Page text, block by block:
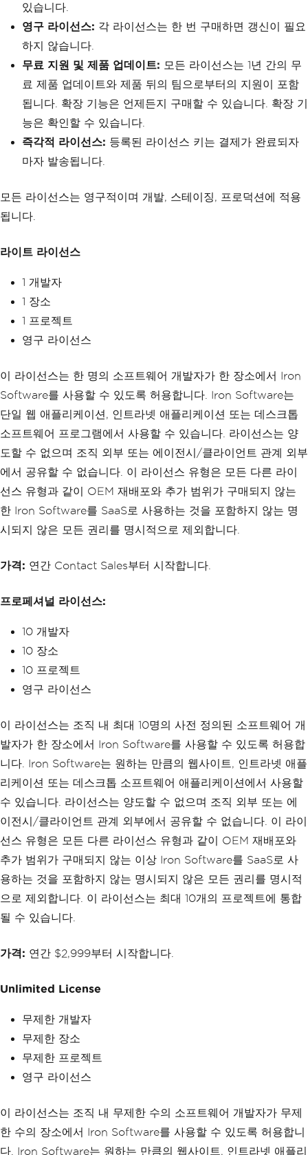
있습니다.
영구 라이선스: 각 라이선스는 한 번 구매하면 갱신이 필요
하지 않습니다.
무료 지원 및 제품 업데이트: 모든 라이선스는 1년 간의 무
료 제품 업데이트와 제품 뒤의 팀으로부터의 지원이 포함
됩니다. 확장 기능은 언제든지 구매할 수 있습니다. 확장 기
능은 확인할 수 있습니다.
즉각적 라이선스: 등록된 라이선스 키는 결제가 완료되자
마자 발송됩니다.
모든 라이선스는 영구적이며 개발, 스테이징, 프로덕션에 적용
됩니다.
라이트 라이선스
1 개발자
1 장소
1 프로젝트
영구 라이선스
이 라이선스는 한 명의 소프트웨어 개발자가 한 장소에서 Iron
Software를 사용할 수 있도록 허용합니다. Iron Software는
단일 웹 애플리케이션, 인트라넷 애플리케이션 또는 데스크톱
소프트웨어 프로그램에서 사용할 수 있습니다. 라이선스는 양
도할 수 없으며 조직 외부 또는 에이전시/클라이언트 관계 외부
에서 공유할 수 없습니다. 이 라이선스 유형은 모든 다른 라이
선스 유형과 같이 OEM 재배포와 추가 범위가 구매되지 않는
한 Iron Software를 SaaS로 사용하는 것을 포함하지 않는 명
시되지 않은 모든 권리를 명시적으로 제외합니다.
가격: 연간 Contact Sales부터 시작합니다.
프로페셔널 라이선스:
10 개발자
10 장소
10 프로젝트
영구 라이선스
이 라이선스는 조직 내 최대 10명의 사전 정의된 소프트웨어 개
발자가 한 장소에서 Iron Software를 사용할 수 있도록 허용합
니다. Iron Software는 원하는 만큼의 웹사이트, 인트라넷 애플
리케이션 또는 데스크톱 소프트웨어 애플리케이션에서 사용할
수 있습니다. 라이선스는 양도할 수 없으며 조직 외부 또는 에
이전시/클라이언트 관계 외부에서 공유할 수 없습니다. 이 라이
선스 유형은 모든 다른 라이선스 유형과 같이 OEM 재배포와
추가 범위가 구매되지 않는 이상 Iron Software를 SaaS로 사
용하는 것을 포함하지 않는 명시되지 않은 모든 권리를 명시적
으로 제외합니다. 이 라이선스는 최대 10개의 프로젝트에 통합
될 수 있습니다.
가격: 연간 $2,999부터 시작합니다.
Unlimited License
무제한 개발자
무제한 장소
무제한 프로젝트
영구 라이선스
이 라이선스는 조직 내 무제한 수의 소프트웨어 개발자가 무제
한 수의 장소에서 Iron Software를 사용할 수 있도록 허용합니
다. Iron Software는 원하는 만큼의 웹사이트, 인트라넷 애플리